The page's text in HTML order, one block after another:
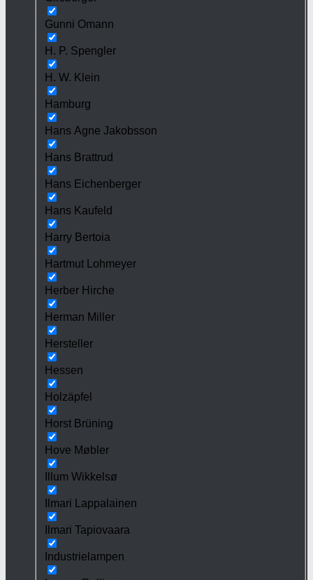
Gunni Omann
H. P. Spengler
H. W. Klein
Hamburg
Hans Agne Jakobsson
Hans Brattrud
Hans Eichenberger
Hans Kaufeld
Harry Bertoia
Hartmut Lohmeyer
Herber Hirche
Herman Miller
Hersteller
Hessen
Holzäpfel
Horst Brüning
Hove Møbler
Illum Wikkelsø
Ilmari Lappalainen
Ilmari Tapiovaara
Industrielampen